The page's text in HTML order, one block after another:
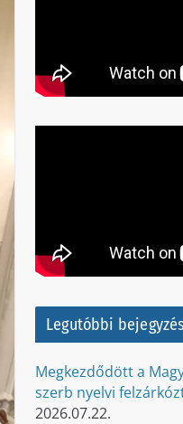
Legutóbbi
Megkezdődött a
szerb nyelvi
2026.07.22.